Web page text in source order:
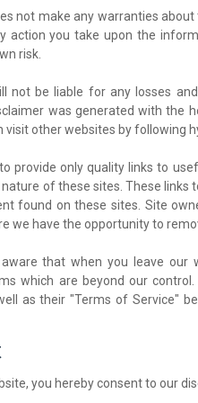
not make any warranties
action you take upon the
risk.
not be liable for any losses
was generated with the
visit other websites by following
provide only quality links to
of these sites. These
found on these sites. Site
we have the opportunity to
aware that when you leave
which are beyond our
as their "Terms of Service"
you hereby consent to our